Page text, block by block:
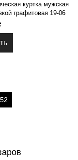
куртка мужская
графитовая 19-06
52